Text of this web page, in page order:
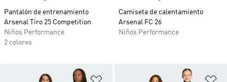
Pantalón de entrenamiento
Arsenal Tiro 25 Competition
Niños Performance
2 colores
Camiseta de calentamiento
Arsenal FC 26
Niños Performance
Añadir a la lista de deseos